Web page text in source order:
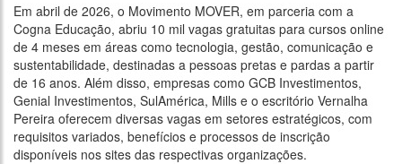
Em abril de 2026, o Movimento MOVER, em parceria com a
Cogna Educação, abriu 10 mil vagas gratuitas para cursos online
de 4 meses em áreas como tecnologia, gestão, comunicação e
sustentabilidade, destinadas a pessoas pretas e pardas a partir
de 16 anos. Além disso, empresas como GCB Investimentos,
Genial Investimentos, SulAmérica, Mills e o escritório Vernalha
Pereira oferecem diversas vagas em setores estratégicos, com
requisitos variados, benefícios e processos de inscrição
disponíveis nos sites das respectivas organizações.